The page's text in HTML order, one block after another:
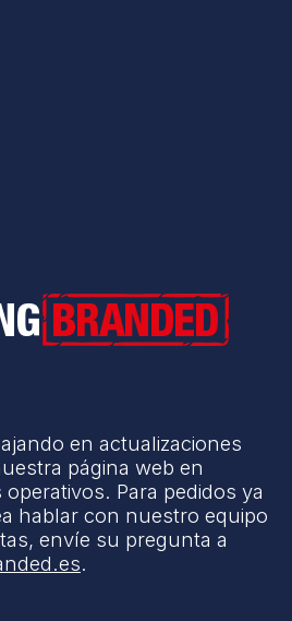
en actualizaciones
página web en
Para pedidos ya
hablar con nuestro equipo
envíe su pregunta a
.